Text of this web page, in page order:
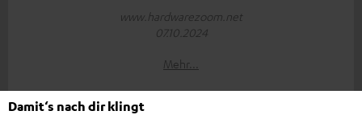
www.hardwarezoom.net
07.10.2024
Mehr...
Damit‘s nach dir klingt